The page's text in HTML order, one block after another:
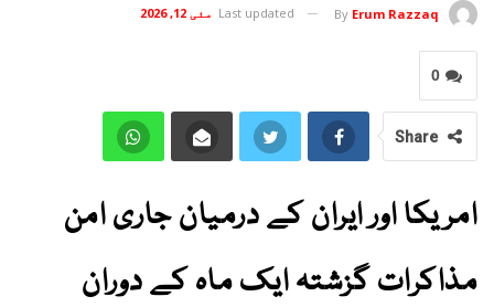
By Erum Razzaq
Last updated مئی 12, 2026
0
Share
امریکا اور ایران کے درمیان جاری امن
مذاکرات گزشتہ ایک ماہ کے دوران